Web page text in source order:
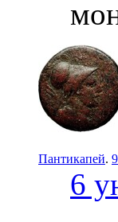
Пантикапей.
6